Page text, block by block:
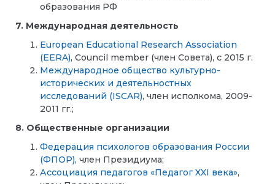
образования РФ
7. Международная деятельность
European Educational Research Association
(EERA), Council member (член Совета), с 2015 г.
Международное общество культурно-
исторических и деятельностных
исследований (ISCAR), член исполкома, 2009-
2011 гг.;
8. Общественные организации
Федерация психологов образования России
(ФПОР), член Президиума;
Ассоциация педагогов «Педагог XXI века»,